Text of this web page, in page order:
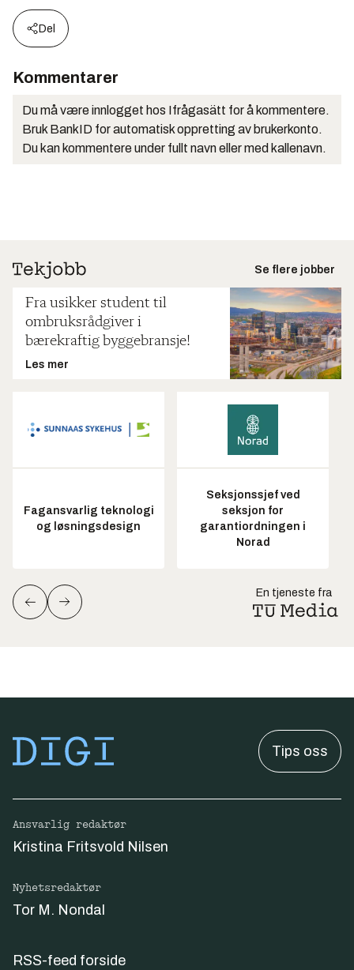
Del
Kommentarer
Du må være innlogget hos Ifrågasätt for å kommentere.
Bruk BankID for automatisk oppretting av brukerkonto.
Du kan kommentere under fullt navn eller med kallenavn.
Se flere jobber
Fra usikker student til
ombruksrådgiver i
bærekraftig byggebransje!
Les mer
Fagansvarlig teknologi
og løsningsdesign
Seksjonssjef ved
seksjon for
garantiordningen i
Norad
En tjeneste fra
Tips oss
Ansvarlig redaktør
Kristina Fritsvold Nilsen
Nyhetsredaktør
Tor M. Nondal
RSS-feed forside